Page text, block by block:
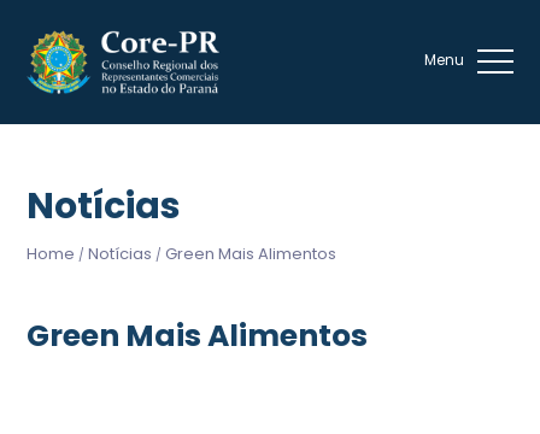
Notícias
Home / Notícias / Green Mais Alimentos
Green Mais Alimentos